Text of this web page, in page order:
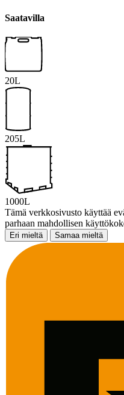
Saatavilla
20L
205L
1000L
Tämä verkkosivusto käyttää
parhaan mahdollisen
Eri mieltä Samaa mieltä